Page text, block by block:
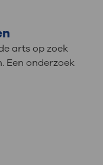
arts op zoek
Een onderzoek